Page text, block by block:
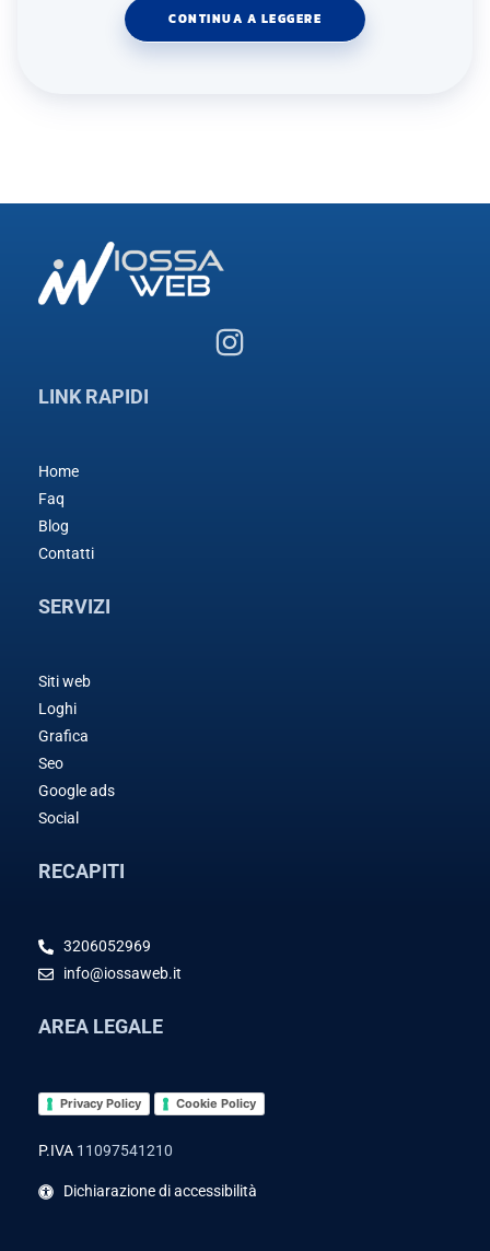
CONTINUA A LEGGERE
LINK RAPIDI
Home
Faq
Blog
Contatti
SERVIZI
Siti web
Loghi
Grafica
Seo
Google ads
Social
RECAPITI
3206052969
info@iossaweb.it
AREA LEGALE
Privacy Policy Cookie Policy
P.IVA 11097541210
Dichiarazione di accessibilità